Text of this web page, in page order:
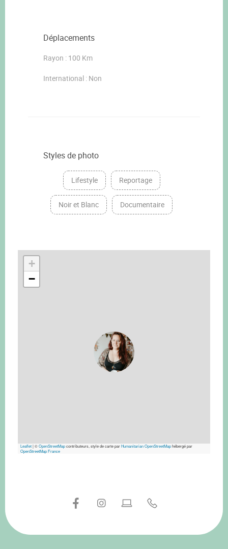
Déplacements
Rayon : 100 Km
International : Non
Styles de photo
Lifestyle Reportage
Noir et Blanc Documentaire
+
−
Leaflet|©OpenStreetMapcontributeurs, style de carte parHumanitarian OpenStreetMaphébergé par
OpenStreetMap France